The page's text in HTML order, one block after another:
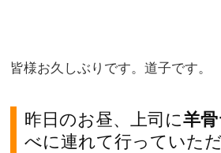
皆様お久しぶりです。道子です。
昨日のお昼、上司に羊
べに連れて行っていた